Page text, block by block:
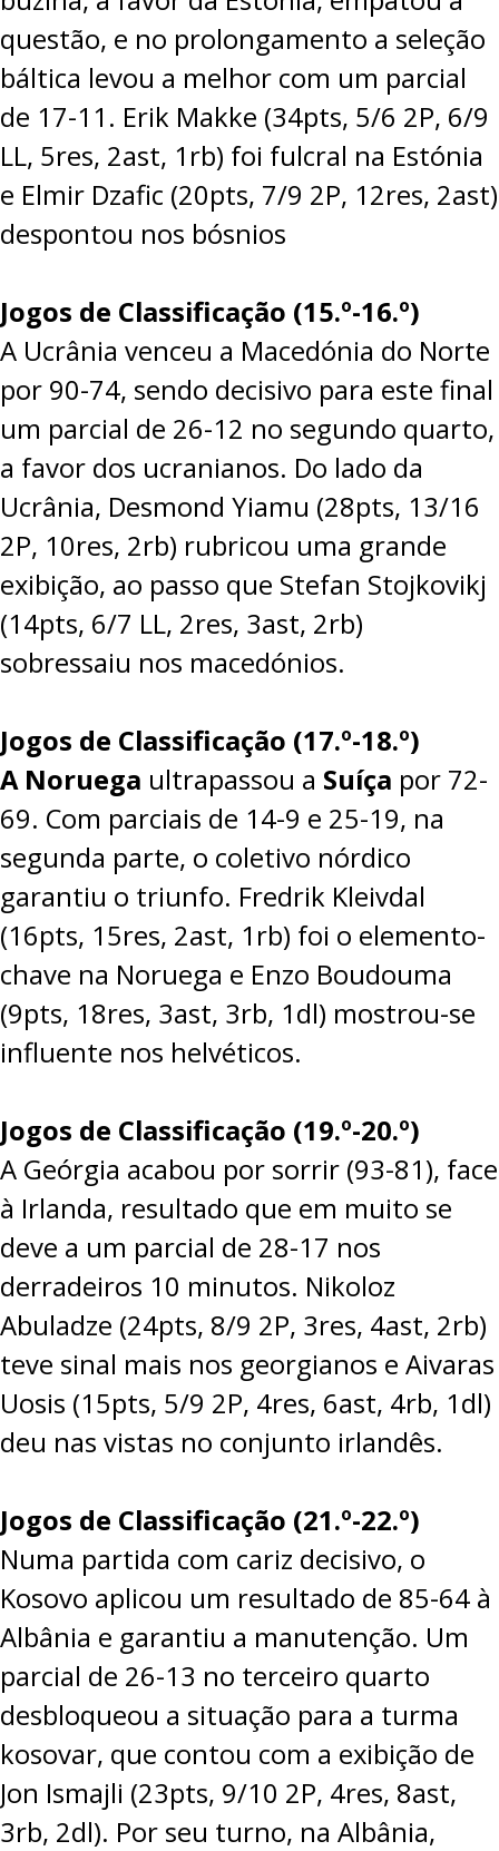
questão, e no prolongamento a seleção
báltica levou a melhor com um parcial
de 17-11. Erik Makke (34pts, 5/6 2P, 6/9
LL, 5res, 2ast, 1rb) foi fulcral na Estónia
e Elmir Dzafic (20pts, 7/9 2P, 12res, 2ast)
despontou nos bósnios
Jogos de Classificação (15.º-16.º)
A Ucrânia venceu a Macedónia do Norte
por 90-74, sendo decisivo para este final
um parcial de 26-12 no segundo quarto,
a favor dos ucranianos. Do lado da
Ucrânia, Desmond Yiamu (28pts, 13/16
2P, 10res, 2rb) rubricou uma grande
exibição, ao passo que Stefan Stojkovikj
(14pts, 6/7 LL, 2res, 3ast, 2rb)
sobressaiu nos macedónios.
Jogos de Classificação (17.º-18.º)
A Noruega ultrapassou a Suíça por 72-
69. Com parciais de 14-9 e 25-19, na
segunda parte, o coletivo nórdico
garantiu o triunfo. Fredrik Kleivdal
(16pts, 15res, 2ast, 1rb) foi o elemento-
chave na Noruega e Enzo Boudouma
(9pts, 18res, 3ast, 3rb, 1dl) mostrou-se
influente nos helvéticos.
Jogos de Classificação (19.º-20.º)
A Geórgia acabou por sorrir (93-81), face
à Irlanda, resultado que em muito se
deve a um parcial de 28-17 nos
derradeiros 10 minutos. Nikoloz
Abuladze (24pts, 8/9 2P, 3res, 4ast, 2rb)
teve sinal mais nos georgianos e Aivaras
Uosis (15pts, 5/9 2P, 4res, 6ast, 4rb, 1dl)
deu nas vistas no conjunto irlandês.
Jogos de Classificação (21.º-22.º)
Numa partida com cariz decisivo, o
Kosovo aplicou um resultado de 85-64 à
Albânia e garantiu a manutenção. Um
parcial de 26-13 no terceiro quarto
desbloqueou a situação para a turma
kosovar, que contou com a exibição de
Jon Ismajli (23pts, 9/10 2P, 4res, 8ast,
3rb, 2dl). Por seu turno, na Albânia,